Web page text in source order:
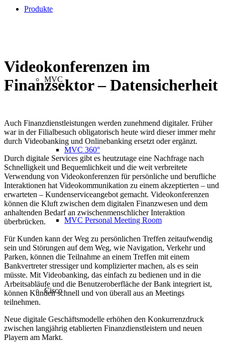
Produkte
MVC
MVC 360°
MVC Personal Meeting Room
Cisco
Videokonferenzen im
Finanzsektor – Datensicherheit
Auch Finanzdienstleistungen werden zunehmend digitaler. Früher
warin der Filialbesuch obligatorisch heute wird dieser immer mehr
durch Videobanking und Onlinebanking ersetzt oder ergänzt.
Durch digitale Services gibt es heutzutage eine Nachfrage nach
Schnelligkeit und Bequemlichkeit und die weit verbreitete
Verwendung von Videokonferenzen für persönliche und berufliche
Interaktionen hat Videokommunikation zu einem akzeptierten – und
erwarteten – Kundenserviceangebot gemacht. Videokonferenzen
können die Kluft zwischen dem digitalen Finanzwesen und dem
anhaltenden Bedarf an zwischenmenschlicher Interaktion
überbrücken.
Für Kunden kann der Weg zu persönlichen Treffen zeitaufwendig
sein und Störungen auf dem Weg, wie Navigation, Verkehr und
Parken, können die Teilnahme an einem Treffen mit einem
Bankvertreter stressiger und komplizierter machen, als es sein
müsste. Mit Videobanking, das einfach zu bedienen und in die
Arbeitsabläufe und die Benutzeroberfläche der Bank integriert ist,
können Kunden schnell und von überall aus an Meetings
teilnehmen.
Neue digitale Geschäftsmodelle erhöhen den Konkurrenzdruck
zwischen langjährig etablierten Finanzdienstleistern und neuen
Playern am Markt.